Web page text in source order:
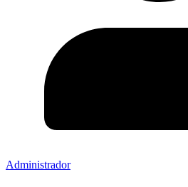
Administrador